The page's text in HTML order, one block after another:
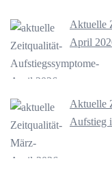
Aktuelle
April
Aktuelle
Aufstieg